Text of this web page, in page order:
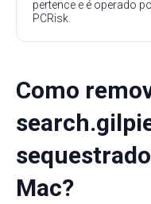
pertence e é operado
PCRisk.
Como
Mac?